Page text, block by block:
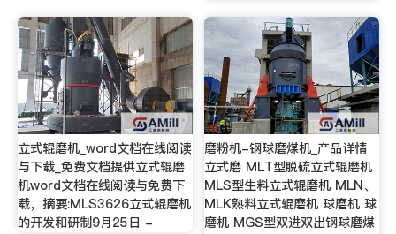
立式辊磨机_word文档在线阅读
与下载_免费文档提供立式辊磨
机word文档在线阅读与免费下
载，摘要:MLS3626立式辊磨机
的开发和研制9月25日 -
磨粉机-钢球磨煤机_产品详情
立式磨 MLT型脱硫立式辊磨机
MLS型生料立式辊磨机 MLN、
MLK熟料立式辊磨机 球磨机 球
磨机 MGS型双进双出钢球磨煤